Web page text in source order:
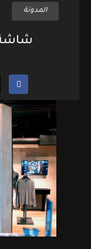
المدونة
شاشة